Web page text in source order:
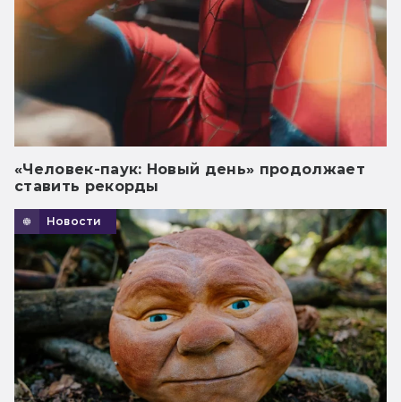
«Человек-паук: Новый день» продолжает
ставить рекорды
Новости